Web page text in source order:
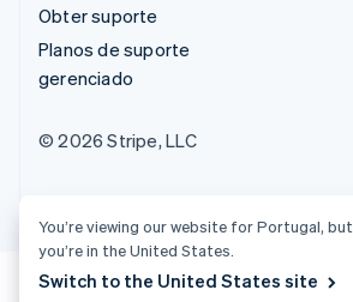
Obter suporte
Planos de suporte
gerenciado
© 2026 Stripe, LLC
You’re viewing our website for Portugal,
you’re in the United States.
Switch to the United States site